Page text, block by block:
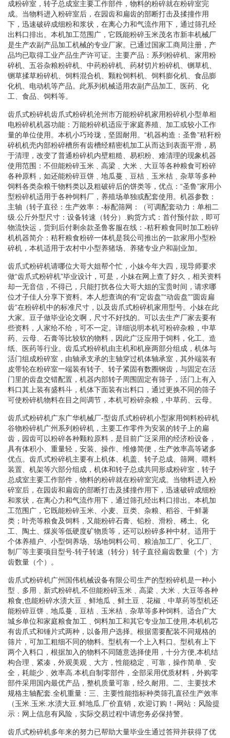
成粉碎室，转子总成室主要工作部件，物料的粉碎就在粉碎室完
成。当物料进入粉碎室后，在园齿和扁齿的部断打击及揉撞作用
下，迅速破碎成细粉和浆状，在离心力和气流作用下，通过筛孔经
出料口排出。本机加工范围广，它既能粉碎玉米茂名市新丰机械厂
是生产农副产品加工机械的专业厂家。已通过国家工商局注册，产
品均已取得工业产品生产许可证。主要产品：系列粉碎机、家用粉
碎机、五谷杂粮粉碎机、中药粉碎机、药材切片粉碎机、铡草机、
铡草揉草粉碎机、饲料混合机、颗粒饲料机、饲料膨化机、食品膨
化机、电动机等产品。此系列机械适用农副产品加工、医药、化
工、食品、饲料等。
齿爪式粉碎机齿爪式粉碎机沧州市万能粉碎机家用粉碎机小型单相
电粉碎机机器功能：万能粉碎机适应于家庭养殖、加工或较小工作
量的单位使用。本机小巧玲珑，坚固耐用。“机器构造：圣鲁”秸秆粉
碎机机壳内部粉碎槽所有齿槽经精密机加工从而达到表面平滑，易
于清理，改变了普通粉碎机内壁粗糙、易积粉、难清理的现象机器
使用范围：不但能粉碎玉米﹑高梁﹑大米﹑大豆等各种粮食可粉碎
各种原料，如还能粉碎豆饼﹑地瓜蔓﹑豆桔﹑玉米桔﹑杂草等多种
饲料各类杂粮干物料类以及粗破碎后的饼类等，优点：“圣鲁”家用小
型粉碎机适用于各种饲料厂，养殖场单独或配套使用。机器参数：
主轴（转子直径：生产效率：-标配筛网：（可调配套动力：单相二
级.公斤外型尺寸：设备转速（转分）.购货方式：首付预付款，即可
物流快运，货到后付剩余款圣鲁客服在线：-秸秆粮食同时加工粉碎
机机器简介：秸秆粮食粉碎一体机是我公司推出的一款家用小型粉
碎机，本机适用于农村中小型养猪场、养猪专业户和副业加。
齿爪式粉碎机请哪位大哥大姐帮个忙，小妹今年大四，现导师要求
做“齿爪式粉碎机”毕业设计，可是，小妹在网上查了好久，相关资料
却一无音信，不得已，只能打扰各位大哥大姐的宝贵时间，请求哪
位才子佳人分享下资料。本人想查询的有“定齿盘”“动齿盘””圆齿扁
齿”在粉碎机中的标准尺寸，以及齿爪式粉碎机家用型号。小妹在此
大家。豆子做毕业论文啊，尺寸不好找的。可以去生产厂家去要有
些资料，人家给不给，可不一定。详细说明本机可粉碎杂粮，中草
药、云母、石膏等比较软的物料，因此广泛应用于饲料，化工、造
纸、医药等行业。齿瓜式粉碎机由主机和机座两部分组成，机体与
活门组成粉碎室，由轴承支承的主轴穿过机体轴承室，其外端装有
皮带轮在粉碎室一端装有转子、转子紧固有数圈钢齿，与固定在活
门里的齿盘交错配置，机器内部转子周围固定有筛子，活门上有入
料口其上装有盛料斗，机体下面装有出料口，通过更换不同的筛子
可使粉碎机物料在目之间调节，本机可粉碎杂粮，中草药、云母。
齿爪式粉碎机广东广华机械厂-型齿爪式粉碎机小型家用饲料粉碎机
谷物粉碎机广州系列粉碎机，主要工作零件为安装的转子上的扁
齿，园齿可以粉碎各种颗粒原料，是目前广泛采用的经济粉设备，
具有体积小、重量轻，安装、操作、维修简便，生产效率高等诸多
优点。齿爪式粉碎机主要有上机体、机盖、转子总成、筛网、喂料
装置、机架等六部分组成，机体和转子总成共同形成粉碎室，转子
总成室主要工作部件，物料的粉碎就在粉碎室完成。当物料进入粉
碎室后，在园齿和扁齿的部断打击及揉撞作用下，迅速破碎成细粉
和浆状，在离心力和气流作用下，通过筛孔经出料口排出。本机加
工范围广，它既能粉碎玉米、小麦、豆类、杂粮、稻谷、干鲜薯
类；叶壳等粮食及饲料，又能粉碎石膏、铅粉、滑粉、稀土、化
工、陶土、煤炭等低硬度矿物质等，还可以粉碎多种中材。适用于
个体养殖户、小型饲养场、场地饲料公司、粮油加工厂、化工厂、
制厂等主要项目型号-转子转速（转分）转子直径扁齿数量（个）方
齿数量（个）。
齿爪式粉碎机广州国伟机械设备有限公司生产的型粉碎机是一种小
型﹑多用﹑新式粉碎机,不但能粉碎玉米﹑高梁﹑大米﹑大豆等各种
粮食,也能粉碎水渍大豆﹑鲜地瓜﹑鲜土豆﹑花椒﹑中草药等型机还
能粉碎豆饼﹑地瓜蔓﹑豆桔﹑玉米桔﹑杂草等多种饲料。适合广大
城乡单位和家庭粮食加工﹑饲料加工和其它专业加工使用,本机机芯
有齿爪式和锤片式两种，以备用户选择。根据需要配装不同规格的
筛片，可加工粗细不同的物料。型机有一个上入料口。型机有上下
两个入料口，根据加入的物料不同随意选择使用，十分方便,本机结
构合理﹑紧凑，外观美观﹑大方，性能稳定﹑可靠，操作简单﹑安
全，耗能少﹑效率高.本机自制零部件，全部采用优质材料，外购零
部件采用国内最优产品，整机质量可靠，经久耐用。二、主要技术
规格主轴配套.全机重量：三、主要性能指标种类筛孔直径生产效率
（玉米.玉米.水渍大豆.鲜地瓜.厂价直销，欢迎订购！-网站：风险提
示：网上信息有风险，实际交易过程中请您务必保持警。
齿爪式粉碎机多年来的努力已帮助大量毕业生通过答辩并获得了优